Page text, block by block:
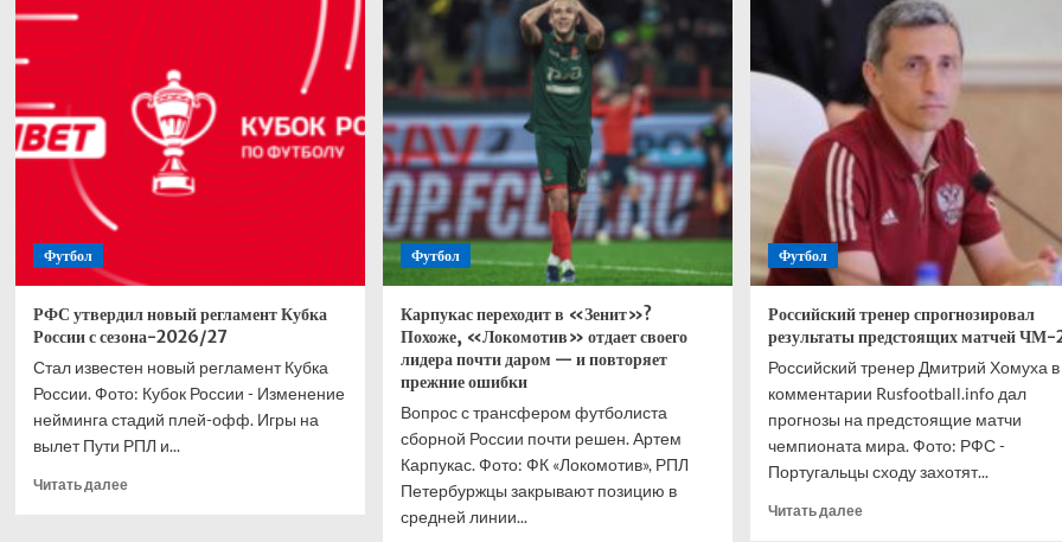
Стэнли
11-
й
раз
подряд,
продлив
назвал
уродством
неупоминание
IIHF
хоккеистов
из
России
в
статье
о
Кубке
Стэнли
«Матче
года»
между
россиянами
из
и
КХЛ
Футбол
РФС утвердил новый регламент Кубка
России с сезона-2026/27
Стал известен новый регламент Кубка
России. Фото: Кубок России - Изменение
нейминга стадий плей-офф. Игры на
вылет Пути РПЛ и...
Читать далееПрочитать
Футбол
Карпукас переходит в «Зенит»?
Похоже, «Локомотив» отдает своего
лидера почти даром — и повторяет
прежние ошибки
Вопрос с трансфером футболиста
сборной России почти решен. Артем
Карпукас. Фото: ФК «Локомотив», РПЛ
Петербуржцы закрывают позицию в
средней линии...
Футбол
Российский тренер спрогнозировал
результаты предстоящих матчей
Российский тренер Дмитрий Хомуха в
комментарии Rusfootball.info дал
прогнозы на предстоящие матчи
чемпионата мира. Фото: РФС -
Португальцы сходу захотят...
Читать далееПрочитать